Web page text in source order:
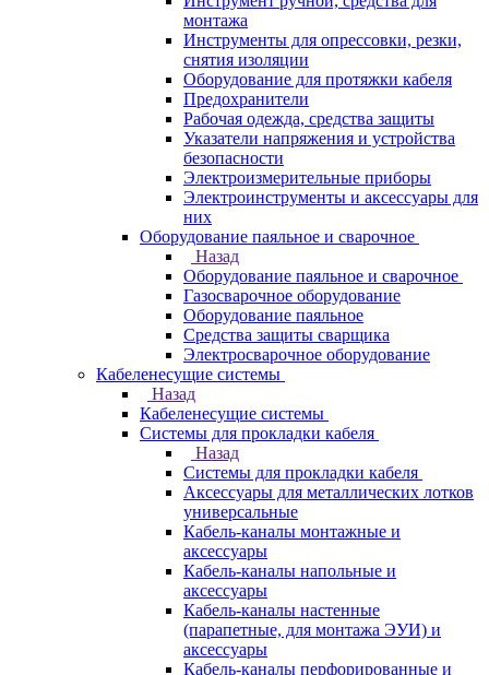
монтажа
Инструменты для опрессовки, резки,
снятия изоляции
Оборудование для протяжки кабеля
Предохранители
Рабочая одежда, средства защиты
Указатели напряжения и устройства
безопасности
Электроизмерительные приборы
Электроинструменты и аксессуары для
них
Оборудование паяльное и сварочное
Назад
Оборудование паяльное и сварочное
Газосварочное оборудование
Оборудование паяльное
Средства защиты сварщика
Электросварочное оборудование
Кабеленесущие системы
Назад
Кабеленесущие системы
Системы для прокладки кабеля
Назад
Системы для прокладки кабеля
Аксессуары для металлических лотков
универсальные
Кабель-каналы монтажные и
аксессуары
Кабель-каналы напольные и
аксессуары
Кабель-каналы настенные
(парапетные, для монтажа ЭУИ) и
аксессуары
Кабель-каналы перфорированные и